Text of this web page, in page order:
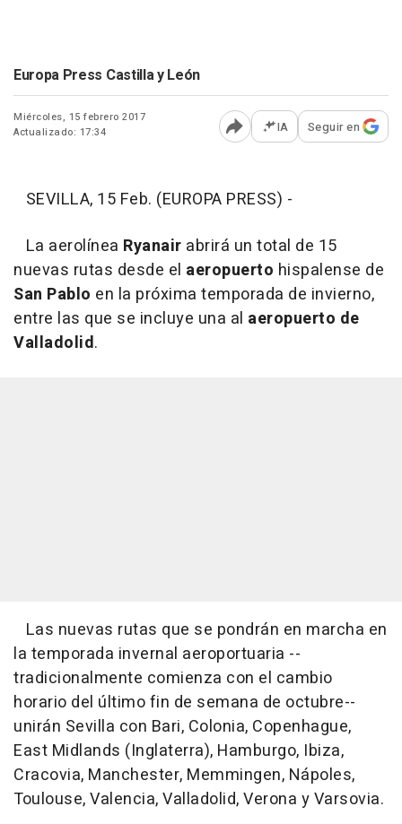
Europa Press Castilla y León
Miércoles, 15 febrero 2017
Actualizado: 17:34
Abrir opciones para
IA Seguir en
SEVILLA, 15 Feb. (EUROPA PRESS) -
La aerolínea Ryanair abrirá un total de 15
nuevas rutas desde el aeropuerto hispalense de
San Pablo en la próxima temporada de invierno,
entre las que se incluye una al aeropuerto de
Valladolid.
Las nuevas rutas que se pondrán en marcha en
la temporada invernal aeroportuaria --
tradicionalmente comienza con el cambio
horario del último fin de semana de octubre--
unirán Sevilla con Bari, Colonia, Copenhague,
East Midlands (Inglaterra), Hamburgo, Ibiza,
Cracovia, Manchester, Memmingen, Nápoles,
Toulouse, Valencia, Valladolid, Verona y Varsovia.